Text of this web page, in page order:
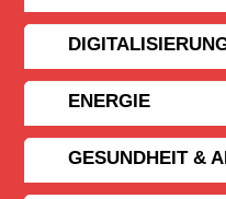
ENERGIE
GESUNDHEIT &